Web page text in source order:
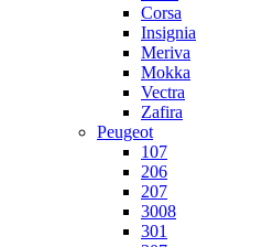
Corsa
Insignia
Meriva
Mokka
Vectra
Zafira
Peugeot
107
206
207
3008
301